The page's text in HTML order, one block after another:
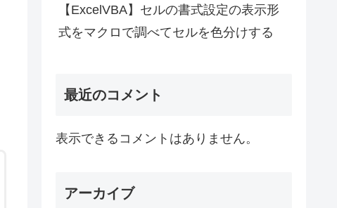
【ExcelVBA】セルの書式設定の表示形
式をマクロで調べてセルを色分けする
最近のコメント
表示できるコメントはありません。
アーカイブ